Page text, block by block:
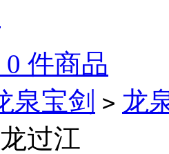
件商品
泉宝剑 > 龙
过江